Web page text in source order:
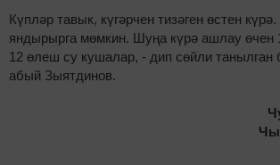
Күпләр тавык, күгәрчен тизәген өстен
яндырырга мөмкин. Шуңа күрә ашлау өчен
12 өлеш су кушалар, - дип сөйли танылган
абый Зыятдинов.